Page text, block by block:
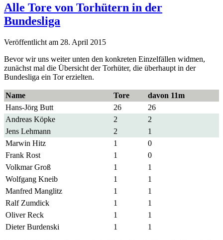
Alle Tore von Torhütern in der
Bundesliga
Veröffentlicht am 28. April 2015
Bevor wir uns weiter unten den konkreten Einzelfällen widmen,
zunächst mal die Übersicht der Torhüter, die überhaupt in der
Bundesliga ein Tor erzielten.
Name Tore
davon 11m
Hans-Jörg Butt
26
26
Andreas Köpke
2
2
Jens Lehmann
2
1
Marwin Hitz
1
0
Frank Rost
1
0
Volkmar Groß
1
1
Wolfgang Kneib
1
1
Manfred Manglitz
1
1
Ralf Zumdick
1
1
Oliver Reck
1
1
Dieter Burdenski
1 1